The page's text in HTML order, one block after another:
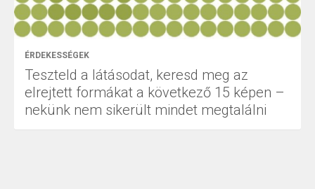
ÉRDEKESSÉGEK
Teszteld a látásodat, keresd meg az
elrejtett formákat a következő 15 képen –
nekünk nem sikerült mindet megtalálni